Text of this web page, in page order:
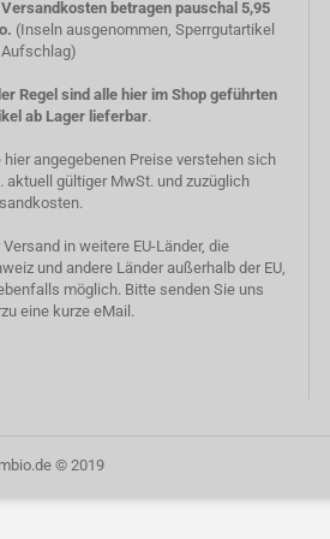
Versandkosten betragen pauschal 5,95
(Inseln ausgenommen, Sperrgutartikel
Regel sind alle hier im Shop geführten
ab Lager lieferbar.
hier angegebenen Preise verstehen sich
aktuell gültiger MwSt. und zuzüglich
Versand in weitere EU-Länder, die
und andere Länder außerhalb der EU,
möglich. Bitte senden Sie uns
eine kurze eMail.
© 2019